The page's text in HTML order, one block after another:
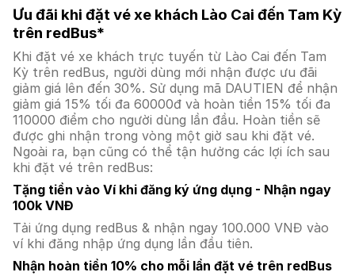
Ưu đãi khi đặt vé xe khách Lào Cai đến Tam Kỳ
trên redBus*
Khi đặt vé xe khách trực tuyến từ Lào Cai đến Tam
Kỳ trên redBus, người dùng mới nhận được ưu đãi
giảm giá lên đến 30%. Sử dụng mã DAUTIEN để nhận
giảm giá 15% tối đa 60000đ và hoàn tiền 15% tối đa
110000 điểm cho người dùng lần đầu. Hoàn tiền sẽ
được ghi nhận trong vòng một giờ sau khi đặt vé.
Ngoài ra, bạn cũng có thể tận hưởng các lợi ích sau
khi đặt vé trên redBus:
Tặng tiền vào Ví khi đăng ký ứng dụng - Nhận ngay
100k VNĐ
Tải ứng dụng redBus & nhận ngay 100.000 VNĐ vào
ví khi đăng nhập ứng dụng lần đầu tiên.
Nhận hoàn tiền 10% cho mỗi lần đặt vé trên redBus